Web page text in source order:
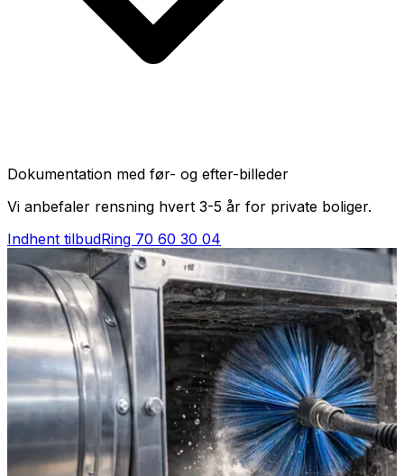
Dokumentation med før- og efter-billeder
Vi anbefaler rensning hvert 3-5 år for private boliger.
Indhent tilbudRing 70 60 30 04